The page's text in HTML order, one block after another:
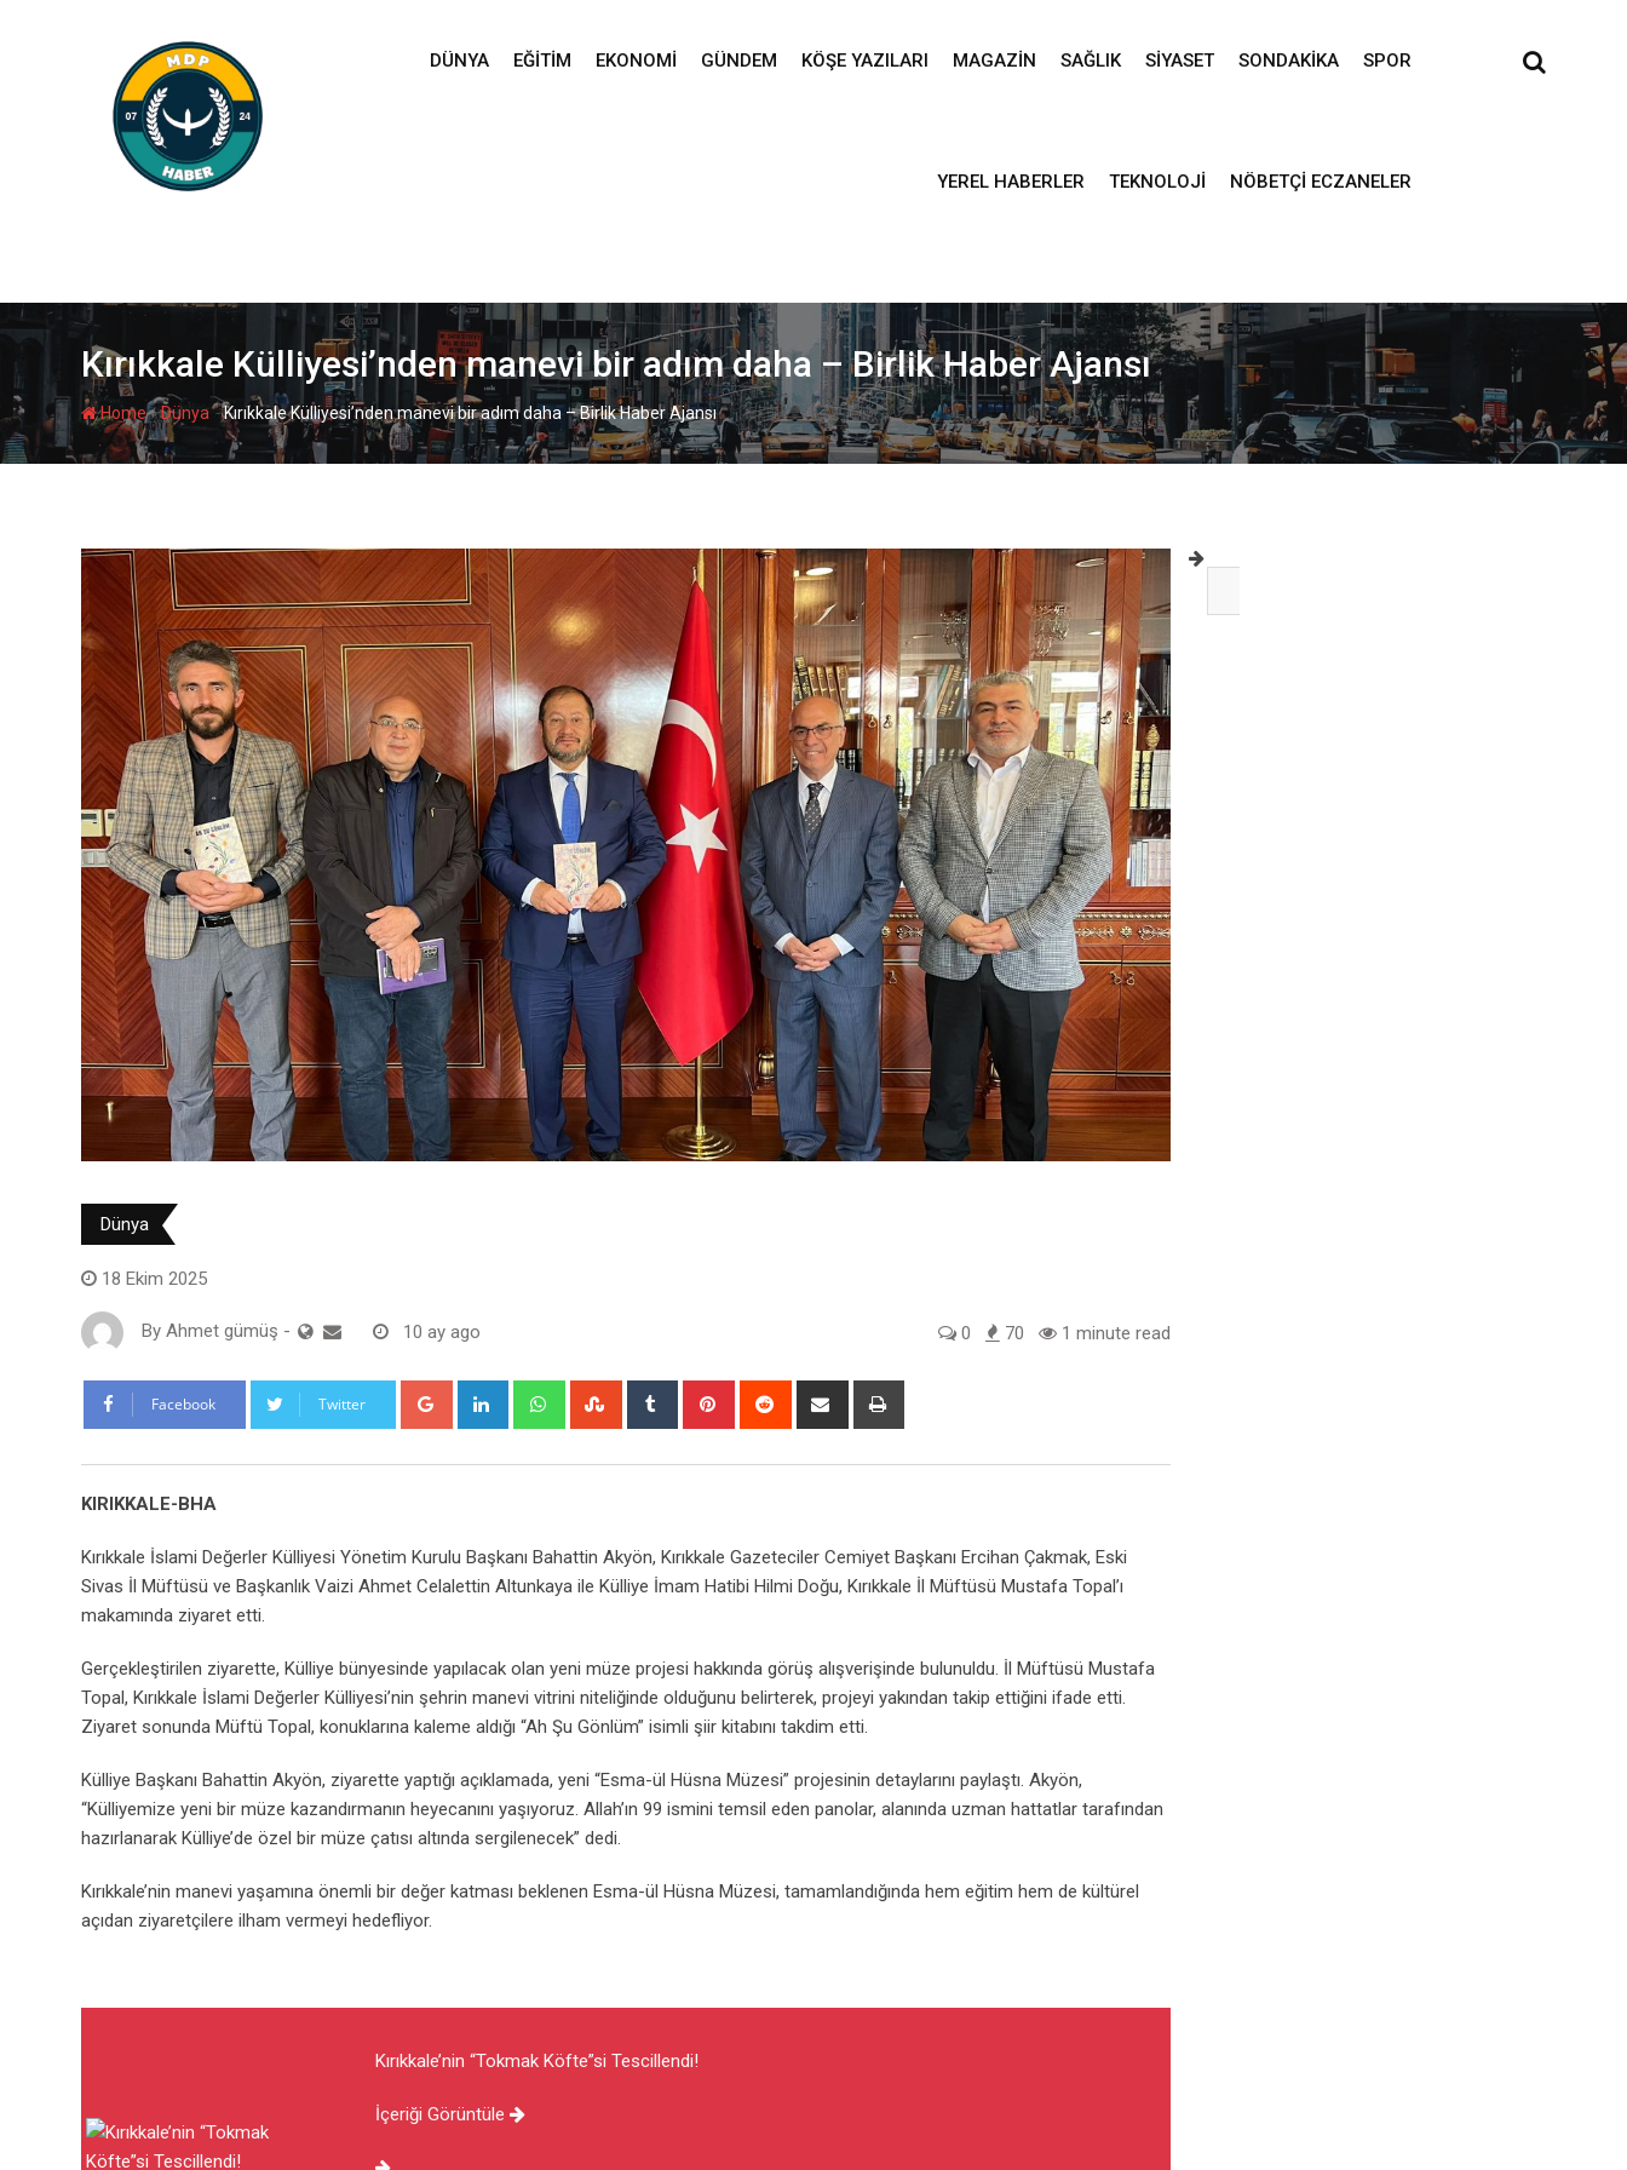
DÜNYA EĞITIM EKONOMI GÜNDEM KÖŞE YAZILARI MAGAZIN SAĞLIK SIYASET SONDAKIKA SPOR
YEREL HABERLER TEKNOLOJI NÖBETÇI ECZANELER
Kırıkkale Külliyesi’nden manevi bir adım daha – Birlik Haber Ajansı
Home-Dünya-Kırıkkale Külliyesi’nden manevi bir adım daha – Birlik Haber Ajansı
Dünya
18 Ekim 2025
By Ahmet gümüş - 10 ay ago 0 70 1 minute read
Facebook Twitter Google+ LinkedIn WhatsappStumbleUpon
Tumblr Pinterest Reddit
Share
KIRIKKALE-BHA
Kırıkkale İslami Değerler Külliyesi Yönetim Kurulu Başkanı Bahattin Akyön, Kırıkkale Gazeteciler Cemiyet Başkanı Ercihan Çakmak, Eski
Sivas İl Müftüsü ve Başkanlık Vaizi Ahmet Celalettin Altunkaya ile Külliye İmam Hatibi Hilmi Doğu, Kırıkkale İl Müftüsü Mustafa Topal’ı
makamında ziyaret etti.
Gerçekleştirilen ziyarette, Külliye bünyesinde yapılacak olan yeni müze projesi hakkında görüş alışverişinde bulunuldu. İl Müftüsü Mustafa
Topal, Kırıkkale İslami Değerler Külliyesi’nin şehrin manevi vitrini niteliğinde olduğunu belirterek, projeyi yakından takip ettiğini ifade etti.
Ziyaret sonunda Müftü Topal, konuklarına kaleme aldığı “Ah Şu Gönlüm” isimli şiir kitabını takdim etti.
Külliye Başkanı Bahattin Akyön, ziyarette yaptığı açıklamada, yeni “Esma-ül Hüsna Müzesi” projesinin detaylarını paylaştı. Akyön,
“Külliyemize yeni bir müze kazandırmanın heyecanını yaşıyoruz. Allah’ın 99 ismini temsil eden panolar, alanında uzman hattatlar tarafından
hazırlanarak Külliye’de özel bir müze çatısı altında sergilenecek” dedi.
Kırıkkale’nin manevi yaşamına önemli bir değer katması beklenen Esma-ül Hüsna Müzesi, tamamlandığında hem eğitim hem de kültürel
açıdan ziyaretçilere ilham vermeyi hedefliyor.
Kırıkkale’nin “Tokmak Köfte”si Tescillendi!
İçeriği Görüntüle